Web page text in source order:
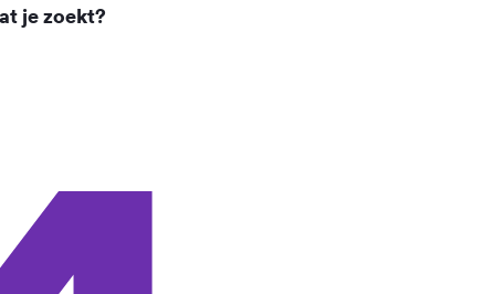
je zoekt?